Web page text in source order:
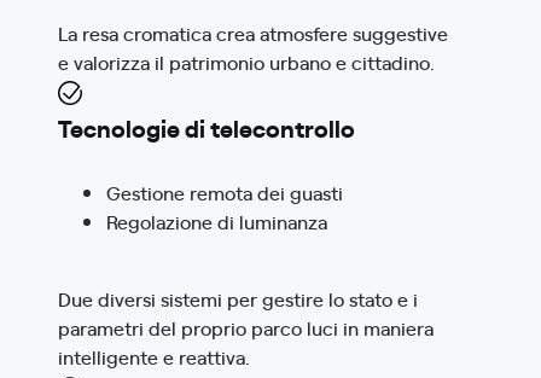
La resa cromatica crea atmosfere suggestive
e valorizza il patrimonio urbano e cittadino.
Tecnologie di telecontrollo
Gestione remota dei guasti
Regolazione di luminanza
Due diversi sistemi per gestire lo stato e i
parametri del proprio parco luci in maniera
intelligente e reattiva.